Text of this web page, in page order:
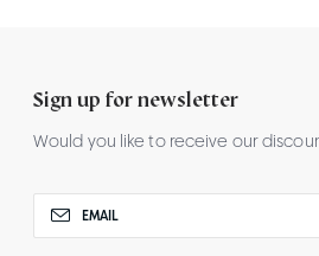
Sign up for newsletter
Would you like to receive our
EMAIL